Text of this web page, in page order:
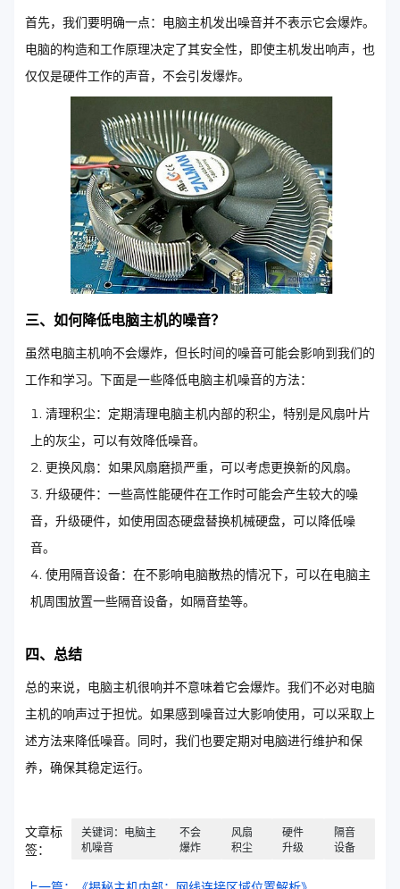
首先，我们要明确一点：电脑主机发出噪音并不表示它会爆炸。
电脑的构造和工作原理决定了其安全性，即使主机发出响声，也
仅仅是硬件工作的声音，不会引发爆炸。
三、如何降低电脑主机的噪音？
虽然电脑主机响不会爆炸，但长时间的噪音可能会影响到我们的
工作和学习。下面是一些降低电脑主机噪音的方法：
清理积尘：定期清理电脑主机内部的积尘，特别是风扇叶片
上的灰尘，可以有效降低噪音。
更换风扇：如果风扇磨损严重，可以考虑更换新的风扇。
升级硬件：一些高性能硬件在工作时可能会产生较大的噪
音，升级硬件，如使用固态硬盘替换机械硬盘，可以降低噪
音。
使用隔音设备：在不影响电脑散热的情况下，可以在电脑主
机周围放置一些隔音设备，如隔音垫等。
四、总结
总的来说，电脑主机很响并不意味着它会爆炸。我们不必对电脑
主机的响声过于担忧。如果感到噪音过大影响使用，可以采取上
述方法来降低噪音。同时，我们也要定期对电脑进行维护和保
养，确保其稳定运行。
文章标
签：
关键词：电脑主
机噪音
不会
爆炸
风扇
积尘
硬件
升级
隔音
设备